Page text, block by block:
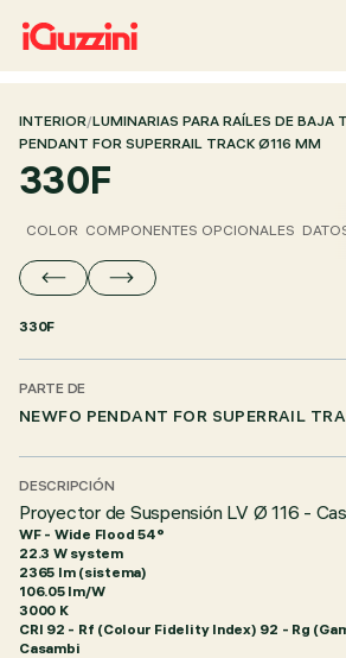
INTERIOR/LUMINARIAS PARA RAÍLES DE BAJA
PENDANT FOR SUPERRAIL TRACK Ø116 MM
330F
COLOR COMPONENTES OPCIONALES
330F
PARTE DE
NEWFO PENDANT FOR SUPERRAIL
DESCRIPCIÓN
Proyector de Suspensión LV Ø 116 -
WF - Wide Flood 54°
22.3 W system
2365 lm (sistema)
106.05 lm/W
3000 K
CRI 92 - Rf (Colour Fidelity Index) 92 - Rg
Casambi